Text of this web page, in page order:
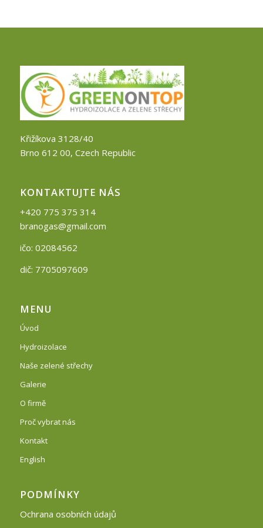
Křižíkova 3128/40
Brno 612 00, Czech Republic
KONTAKTUJTE NÁS
+420 775 375 314
branogas@gmail.com
ičo: 02084562
dič: 7705097609
MENU
Úvod
Hydroizolace
Naše zelené střechy
Galerie
O firmě
Proč vybrat nás
Kontakt
English
PODMÍNKY
Ochrana osobních údajů